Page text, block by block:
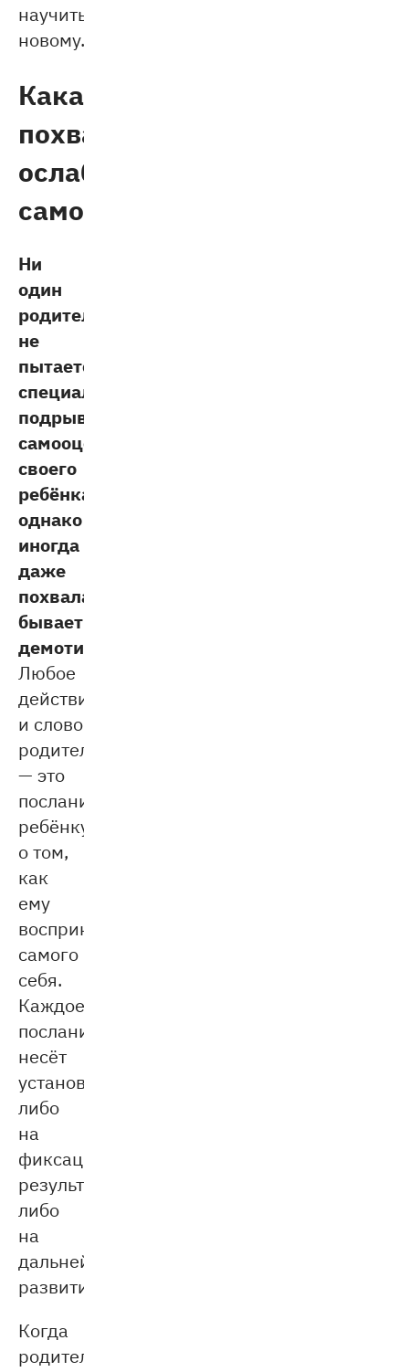
научиться
новому.
Какая
похвала
ослабляет
самооценку
Ни
один
родитель
не
пытается
специально
подрывать
самооценку
своего
ребёнка,
однако
иногда
даже
похвала
бывает
демотивирующей.
Любое
действие
и слово
родителя
— это
послание
ребёнку
о том,
как
ему
воспринимать
самого
себя.
Каждое
послание
несёт
установку
либо
на
фиксацию
результата,
либо
на
дальнейшее
развитие.
Когда
родитель